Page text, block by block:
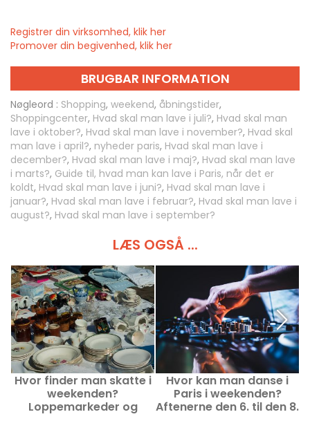
Registrer din virksomhed, klik her
Promover din begivenhed, klik her
BRUGBAR INFORMATION
Nøgleord : Shopping, weekend, åbningstider,
Shoppingcenter, Hvad skal man lave i juli?, Hvad skal man
lave i oktober?, Hvad skal man lave i november?, Hvad skal
man lave i april?, nyheder paris, Hvad skal man lave i
december?, Hvad skal man lave i maj?, Hvad skal man lave
i marts?, Guide til, hvad man kan lave i Paris, når det er
koldt, Hvad skal man lave i juni?, Hvad skal man lave i
januar?, Hvad skal man lave i februar?, Hvad skal man lave i
august?, Hvad skal man lave i september?
LÆS OGSÅ ...
Hvor finder man skatte i
weekenden?
Loppemarkeder og
Hvor kan man danse i
Paris i weekenden?
Aftenerne den 6. til den 8.